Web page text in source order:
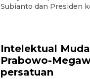
Subianto dan Presiden
Intelektual
Prabowo-
persatuan